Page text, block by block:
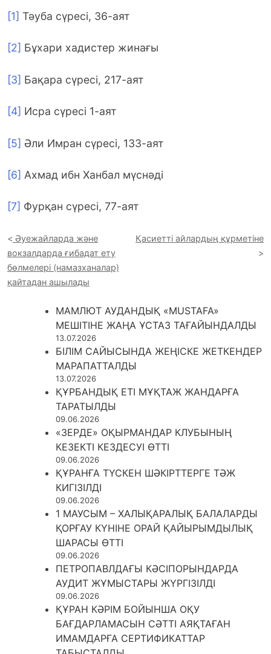
[1] Тәуба сүресі, 36-аят
[2] Бұхари хадистер жинағы
[3] Бақара сүресі, 217-аят
[4] Исра сүресі 1-аят
[5] Әли Имран сүресі, 133-аят
[6] Ахмад ибн Ханбал мүснәді
[7] Фурқан сүресі, 77-аят
Әуежайларда және
вокзалдарда ғибадат ету
бөлмелері (намазханалар)
қайтадан ашылады
Қасиетті айлардың құрметіне
МАМЛЮТ АУДАНДЫҚ «MUSTAFA»
МЕШІТІНЕ ЖАҢА ҰСТАЗ ТАҒАЙЫНДАЛДЫ
13.07.2026
БІЛІМ САЙЫСЫНДА ЖЕҢІСКЕ ЖЕТКЕНДЕР
МАРАПАТТАЛДЫ
13.07.2026
ҚҰРБАНДЫҚ ЕТІ МҰҚТАЖ ЖАНДАРҒА
ТАРАТЫЛДЫ
09.06.2026
«ЗЕРДЕ» ОҚЫРМАНДАР КЛУБЫНЫҢ
КЕЗЕКТІ КЕЗДЕСУІ ӨТТІ
09.06.2026
ҚҰРАНҒА ТҮСКЕН ШӘКІРТТЕРГЕ ТӘЖ
КИГІЗІЛДІ
09.06.2026
1 МАУСЫМ – ХАЛЫҚАРАЛЫҚ БАЛАЛАРДЫ
ҚОРҒАУ КҮНІНЕ ОРАЙ ҚАЙЫРЫМДЫЛЫҚ
ШАРАСЫ ӨТТІ
09.06.2026
ПЕТРОПАВЛДАҒЫ КӘСІПОРЫНДАРДА
АУДИТ ЖҰМЫСТАРЫ ЖҮРГІЗІЛДІ
09.06.2026
ҚҰРАН КӘРІМ БОЙЫНША ОҚУ
БАҒДАРЛАМАСЫН СӘТТІ АЯҚТАҒАН
ИМАМДАРҒА СЕРТИФИКАТТАР